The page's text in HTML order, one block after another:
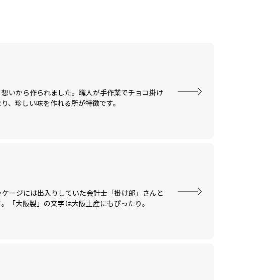
いから作られました。職人が手作業でチョコ掛け
、珍しい味を作れる所が特徴です。
ージには出入りしていた会計士「掛け郎」さんと
「大阪製」の文字は大阪土産にもぴったり。